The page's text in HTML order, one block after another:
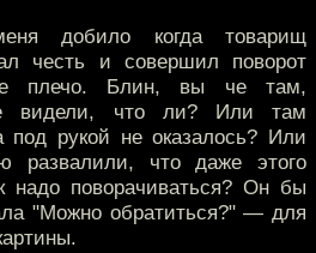
добило когда товарищ
честь и совершил поворот
плечо. Блин, вы че там,
видели, что ли? Или там
под рукой не оказалось? Или
развалили, что даже этого
надо поворачиваться? Он бы
"Можно обратиться?" — для